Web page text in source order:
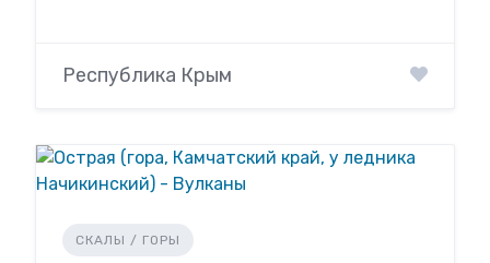
Республика Крым
СКАЛЫ / ГОРЫ